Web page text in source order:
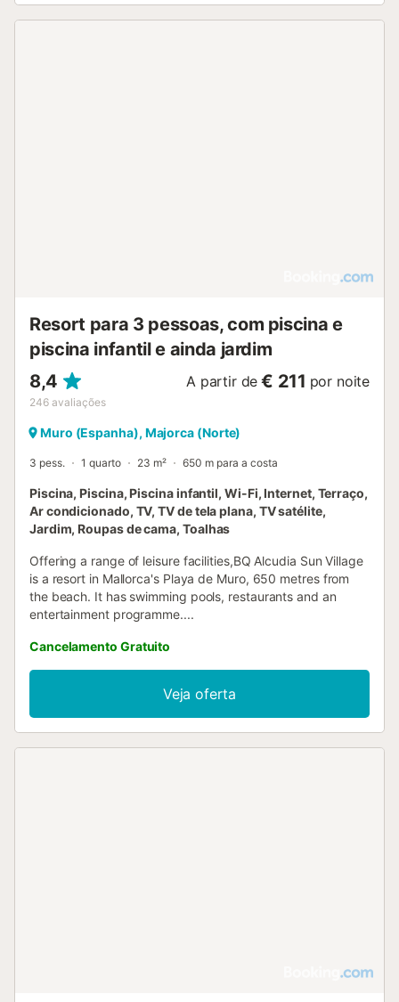
Resort para 3 pessoas, com piscina e
piscina infantil e ainda jardim
8,4
246 avaliações
A partir de € 211 por noite
Muro (Espanha), Majorca (Norte)
3 pess. 1 quarto 23 m² 650 m para a costa
Piscina, Piscina, Piscina infantil, Wi-Fi, Internet, Terraço,
Ar condicionado, TV, TV de tela plana, TV satélite,
Jardim, Roupas de cama, Toalhas
Offering a range of leisure facilities,BQ Alcudia Sun Village
is a resort in Mallorca's Playa de Muro, 650 metres from
the beach. It has swimming pools, restaurants and an
entertainment programme....
Cancelamento Gratuito
Veja oferta